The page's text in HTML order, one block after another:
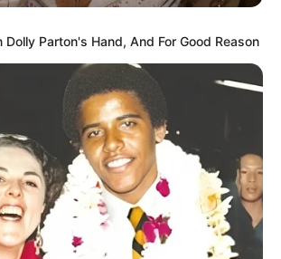
Tips
10 Potret Desain Sepatu
Mirip Kaki Hewan, Ada
Bulu-bulunya Juga
Dolly Parton's Hand, And For Good Reason